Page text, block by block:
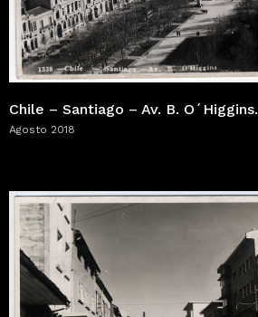
Chile – Santiago – Av. B. O´Higgins.
Agosto 2018